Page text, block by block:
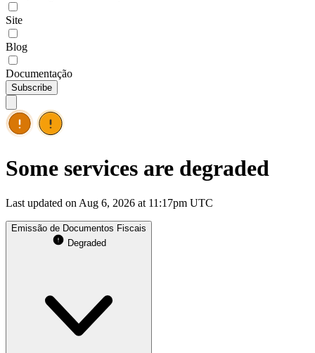
Site
Blog
Documentação
Subscribe
Some services are degraded
Last updated on Aug 6, 2026 at 11:17pm UTC
Emissão de Documentos Fiscais
Degraded